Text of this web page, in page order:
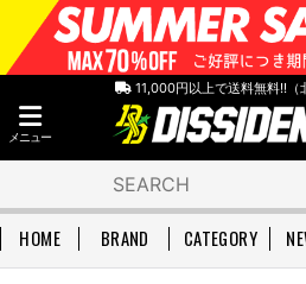
11,000円以上で送料無料!!（
メニュー
HOME BRAND CATEGORY